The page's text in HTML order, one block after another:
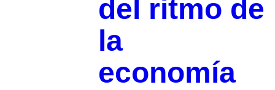
del ritmo de
la
economía